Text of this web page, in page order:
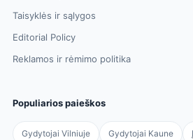
Taisyklės ir sąlygos
Editorial Policy
Reklamos ir rėmimo politika
Populiarios paieškos
Gydytojai Vilniuje Gydytojai Kaune